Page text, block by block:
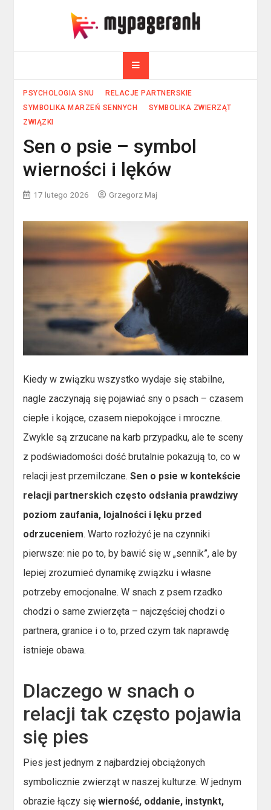
myPageRank.pl
PSYCHOLOGIA SNU
RELACJE PARTNERSKIE
SYMBOLIKA MARZEŃ SENNYCH
SYMBOLIKA ZWIERZĄT
ZWIĄZKI
Sen o psie – symbol
wierności i lęków
17 lutego 2026 Grzegorz Maj
Kiedy w związku wszystko wydaje się stabilne,
nagle zaczynają się pojawiać sny o psach – czasem
ciepłe i kojące, czasem niepokojące i mroczne.
Zwykle są zrzucane na karb przypadku, ale te sceny
z podświadomości dość brutalnie pokazują to, co w
relacji jest przemilczane.Sen o psie w kontekście
relacji partnerskich często odsłania prawdziwy
poziom zaufania, lojalności i lęku przed
odrzuceniem. Warto rozłożyć je na czynniki
pierwsze: nie po to, by bawić się w „sennik”, ale by
lepiej zrozumieć dynamikę związku i własne
potrzeby emocjonalne. W snach z psem rzadko
chodzi o same zwierzęta – najczęściej chodzi o
partnera, granice i o to, przed czym tak naprawdę
istnieje obawa.
Dlaczego w snach o
relacji tak często pojawia
się pies
Pies jest jednym z najbardziej obciążonych
symbolicznie zwierząt w naszej kulturze. W jednym
obrazie łączy sięwierność, oddanie, instynkt,